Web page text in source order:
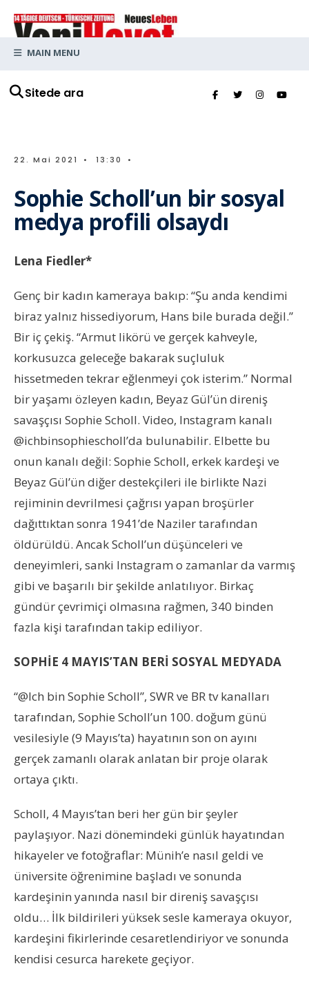
Sitede ara
MAIN MENU
22. Mai 2021 • 13:30 •
Sophie Scholl’un bir sosyal
medya profili olsaydı
Lena Fiedler*
Genç bir kadın kameraya bakıp: “Şu anda kendimi
biraz yalnız hissediyorum, Hans bile burada değil.”
Bir iç çekiş. “Armut likörü ve gerçek kahveyle,
korkusuzca geleceğe bakarak suçluluk
hissetmeden tekrar eğlenmeyi çok isterim.” Normal
bir yaşamı özleyen kadın, Beyaz Gül’ün direniş
savaşçısı Sophie Scholl. Video, Instagram kanalı
@ichbinsophiescholl’da bulunabilir. Elbette bu
onun kanalı değil: Sophie Scholl, erkek kardeşi ve
Beyaz Gül’ün diğer destekçileri ile birlikte Nazi
rejiminin devrilmesi çağrısı yapan broşürler
dağıttıktan sonra 1941’de Naziler tarafından
öldürüldü. Ancak Scholl’un düşünceleri ve
deneyimleri, sanki Instagram o zamanlar da varmış
gibi ve başarılı bir şekilde anlatılıyor. Birkaç
gündür çevrimiçi olmasına rağmen, 340 binden
fazla kişi tarafından takip ediliyor.
SOPHİE 4 MAYIS’TAN BERİ SOSYAL MEDYADA
“@Ich bin Sophie Scholl”, SWR ve BR tv kanalları
tarafından, Sophie Scholl’un 100. doğum günü
vesilesiyle (9 Mayıs’ta) hayatının son on ayını
gerçek zamanlı olarak anlatan bir proje olarak
ortaya çıktı.
Scholl, 4 Mayıs’tan beri her gün bir şeyler
paylaşıyor. Nazi dönemindeki günlük hayatından
hikayeler ve fotoğraflar: Münih’e nasıl geldi ve
üniversite öğrenimine başladı ve sonunda
kardeşinin yanında nasıl bir direniş savaşçısı
oldu… İlk bildirileri yüksek sesle kameraya okuyor,
kardeşini fikirlerinde cesaretlendiriyor ve sonunda
kendisi cesurca harekete geçiyor.